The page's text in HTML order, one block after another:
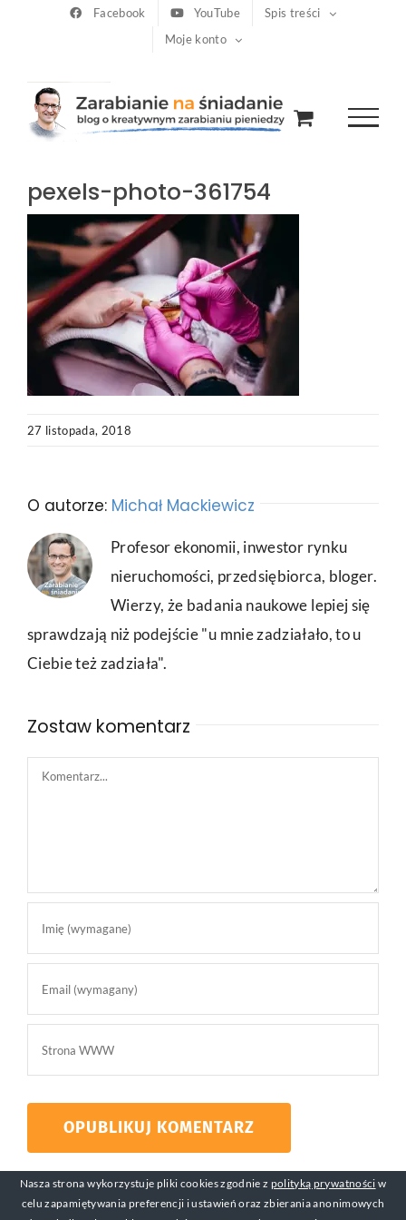
Facebook YouTube
Spis treści
Moje konto
pexels-photo-361754
27 listopada, 2018
O autorze: Michał Mackiewicz
Profesor ekonomii, inwestor rynku
nieruchomości, przedsiębiorca, bloger.
Wierzy, że badania naukowe lepiej się
sprawdzają niż podejście "u mnie zadziałało, to u
Ciebie też zadziała".
Zostaw komentarz
Comment
Nasza strona wykorzystuje pliki cookies zgodnie z polityką prywatności w
celu zapamiętywania preferencji i ustawień oraz zbierania anonimowych